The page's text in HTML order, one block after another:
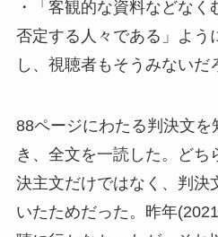
・「客観的な資料などな
否定する人々である」よう
し、視聴者もそうみないだ
88ページにわたる判決文
き、全文を一読した。どち
決主文だけではなく、判決
いたためだった。昨年